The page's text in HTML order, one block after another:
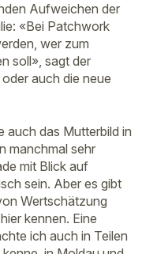
Aufweichen der
«Bei Patchwork
wer zum
soll», sagt der
auch die neue
auch das Mutterbild in
manchmal sehr
mit Blick auf
sein. Aber es gibt
Wertschätzung
kennen. Eine
ich auch in Teilen